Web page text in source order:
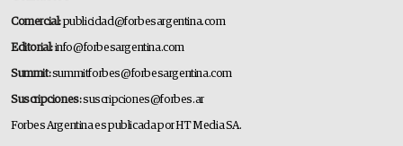
Comercial:publicidad@forbesargentina.com
Editorial:info@forbesargentina.com
Summit:summitforbes@forbesargentina.com
Suscripciones:suscripciones@forbes.ar
Forbes Argentina es publicada por HT Media SA.